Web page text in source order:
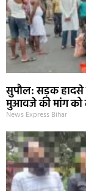
सुपौल: सड़क हादसे
मुआवजे की मांग को
News Express Bihar